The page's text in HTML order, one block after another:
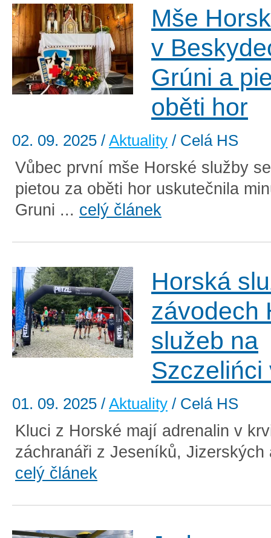
Mše
v
Grúni a
oběti hor
02. 09. 2025 / Aktuality / Celá HS
Vůbec první mše Horské služby
pietou za oběti hor uskutečnila
Gruni ... celý článek
Horská
závodech
služeb na
Szczelińci
01. 09. 2025 / Aktuality / Celá HS
Kluci z Horské mají adrenalin v
záchranáři z Jeseníků, Jizerských
celý článek